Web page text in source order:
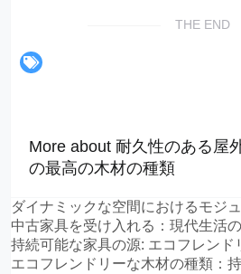
THE END
More about 耐久性のある屋
の最高の木材の種類
ダイナミックな空間におけるモジ
中古家具を受け入れる：現代生活
持続可能な家具の源: エコフレンド
エコフレンドリーな木材の種類：